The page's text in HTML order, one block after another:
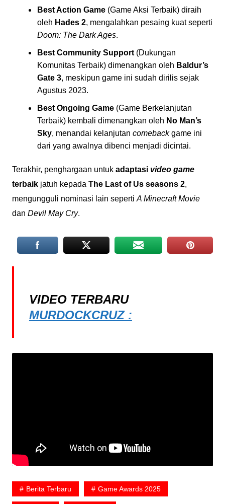
Best Action Game(Game Aksi Terbaik) diraih
oleh Hades 2, mengalahkan pesaing kuat seperti
Doom: The Dark Ages.
Best Community Support(Dukungan
Komunitas Terbaik) dimenangkan oleh Baldur’s
Gate 3, meskipun game ini sudah dirilis sejak
Agustus 2023.
Best Ongoing Game(Game Berkelanjutan
Terbaik) kembali dimenangkan oleh No Man’s
Sky, menandai kelanjutan comebackgame ini
dari yang awalnya dibenci menjadi dicintai.
Terakhir, penghargaan untuk adaptasi video game
terbaikjatuh kepada The Last of Us seasons 2,
mengungguli nominasi lain seperti A Minecraft Movie
dan Devil May Cry.
VIDEO TERBARU
MURDOCKCRUZ :
Berita Terbaru Game Awards 2025